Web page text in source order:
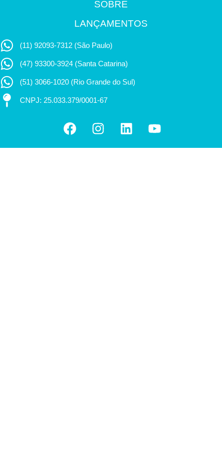
SOBRE
LANÇAMENTOS
(11) 92093-7312 (São Paulo)
(47) 93300-3924 (Santa Catarina)
(51) 3066-1020 (Rio Grande do Sul)
CNPJ: 25.033.379/0001-67